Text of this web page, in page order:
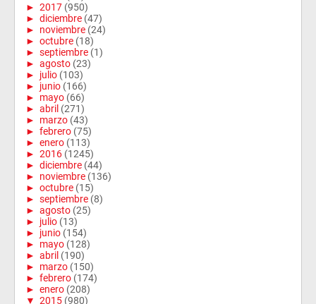
► 2017 (950)
► diciembre (47)
► noviembre (24)
► octubre (18)
► septiembre (1)
► agosto (23)
► julio (103)
► junio (166)
► mayo (66)
► abril (271)
► marzo (43)
► febrero (75)
► enero (113)
► 2016 (1245)
► diciembre (44)
► noviembre (136)
► octubre (15)
► septiembre (8)
► agosto (25)
► julio (13)
► junio (154)
► mayo (128)
► abril (190)
► marzo (150)
► febrero (174)
► enero (208)
▼ 2015 (980)